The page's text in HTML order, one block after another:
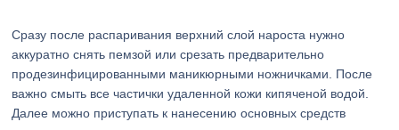
Сразу после распаривания верхний слой нароста нужно
аккуратно снять пемзой или срезать предварительно
продезинфицированными маникюрными ножничками. После
важно смыть все частички удаленной кожи кипяченой водой.
Далее можно приступать к нанесению основных средств